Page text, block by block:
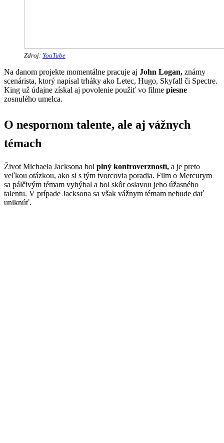
Zdroj: YouTube
Na danom projekte momentálne pracuje aj John Logan, známy
scenárista, ktorý napísal trháky ako Letec, Hugo, Skyfall či Spectre.
King už údajne získal aj povolenie použiť vo filme piesne
zosnulého umelca.
O nespornom talente, ale aj vážnych
témach
Život Michaela Jacksona bol plný kontroverzností, a je preto
veľkou otázkou, ako si s tým tvorcovia poradia. Film o Mercurym
sa pálčivým témam vyhýbal a bol skôr oslavou jeho úžasného
talentu. V prípade Jacksona sa však vážnym témam nebude dať
uniknúť.